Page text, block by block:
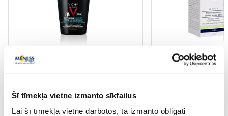
Šī tīmekļa vietne izmanto sīkfailus
Lai šī tīmekļa vietne darbotos, tā izmanto obligāti
VICHY Homme 72 H
antiperspirants, 50 ml
21.29 €
LAVILIN Deo 72H
antiperspirants, 60